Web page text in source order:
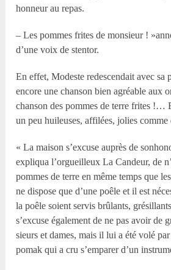
honneur au repas.
– Les pommes frites de monsieur !
d’une voix de stentor.
En effet, Modeste redescendait avec sa
encore une chanson bien agréable aux
chanson des pommes de terre frites !…
un peu huileuses, affilées, jolies comme
« La maison s’excuse auprès de
expliqua l’orgueilleux La Candeur, de
pommes de terre en même temps que
ne dispose que d’une poêle et il est
la poêle soient servis brûlants,
s’excuse également de ne pas avoir de
sieurs et dames, mais il lui a été volé
pomak qui a cru s’emparer d’un